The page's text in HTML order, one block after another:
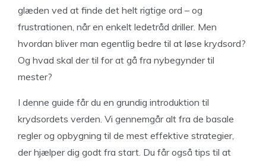
glæden ved at finde det helt rigtige ord – og
frustrationen, når en enkelt ledetråd driller. Men
hvordan bliver man egentlig bedre til at løse krydsord?
Og hvad skal der til for at gå fra nybegynder til
mester?
I denne guide får du en grundig introduktion til
krydsordets verden. Vi gennemgår alt fra de basale
regler og opbygning til de mest effektive strategier,
der hjælper dig godt fra start. Du får også tips til at